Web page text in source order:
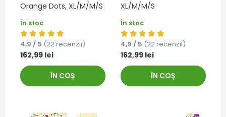
Orange Dots, XL/M/M/S
În stoc
4,9 / 5 (22 recenzii)
162,99 lei
ÎN COȘ
XL/M/M/S
În stoc
4,9 / 5 (22 recenzii)
162,99 lei
ÎN COȘ